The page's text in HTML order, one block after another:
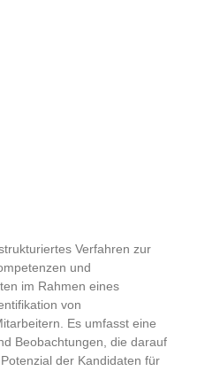
Verfahren zur
und
im Rahmen eines
von
Es umfasst eine
Beobachtungen, die darauf
der Kandidaten für